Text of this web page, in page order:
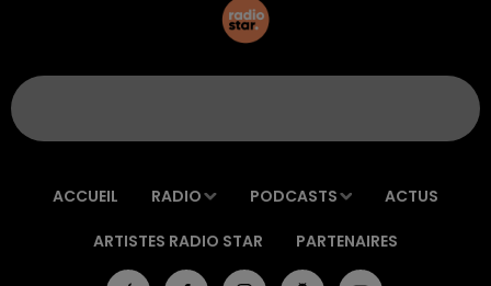
ACCUEIL RADIO PODCASTS ACTUS
ARTISTES RADIO STAR PARTENAIRES